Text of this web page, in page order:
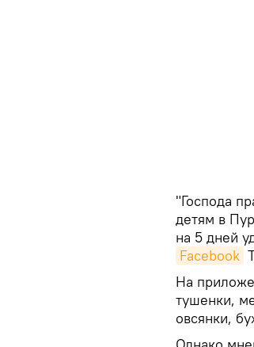
"Господа
детям в
на 5 дней
Facebook
На
тушенки,
овсянки,